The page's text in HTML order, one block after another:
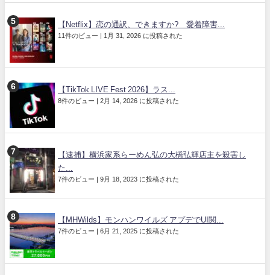
【Netflix】恋の通訳、できますか? 愛着障害...
11件のビュー | 1月 31, 2026 に投稿された
【TikTok LIVE Fest 2026】ラス...
8件のビュー | 2月 14, 2026 に投稿された
【逮捕】横浜家系らーめん弘の大橋弘輝店主を殺害し
た...
7件のビュー | 9月 18, 2023 に投稿された
【MHWilds】モンハンワイルズ アプデでUI関...
7件のビュー | 6月 21, 2025 に投稿された